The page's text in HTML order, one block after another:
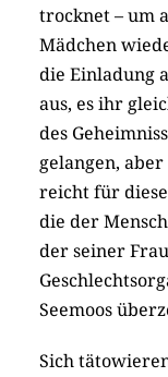
trocknet – um
Mädchen
die Einladung
aus, es ihr
des
gelangen,
reicht für
die der
der seiner
Seemoos
Sich